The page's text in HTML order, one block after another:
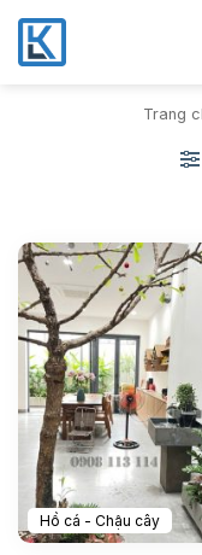
Bỏ
qua
nội
Trang
Hồ cá - Chậu cây